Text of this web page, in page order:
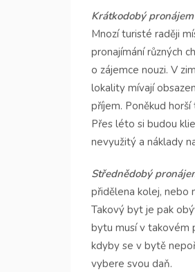
Krátkodobý pronájem
Mnozí turisté raději
pronajímání různých
o zájemce nouzi. V
lokality mívají
příjem. Poněkud
Přes léto si budou
nevyužitý a náklady
Střednědobý
přidělena kolej, nebo
Takový byt je pak
bytu musí v takovém
kdyby se v bytě
vybere svou daň.